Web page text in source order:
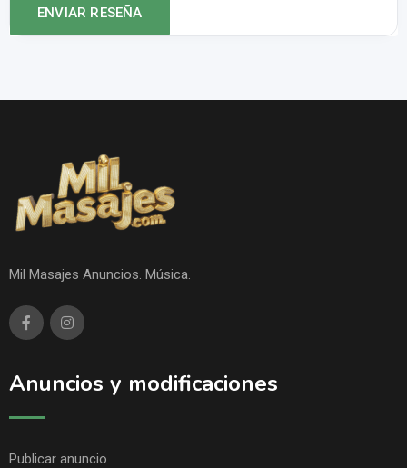
Mil Masajes Anuncios. Música.
Anuncios y modificaciones
Publicar anuncio